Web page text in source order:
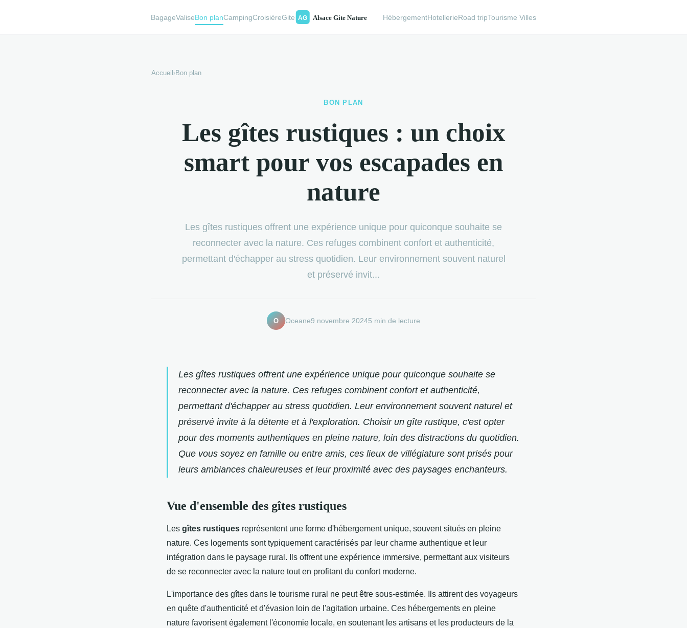
BagageValiseBon planCampingCroisièreGite HébergementHotellerieRoad tripTourisme Villes
Accueil ›Bon plan
BON PLAN
Les gîtes rustiques : un choix
smart pour vos escapades en
nature
Les gîtes rustiques offrent une expérience unique pour quiconque souhaite se
reconnecter avec la nature. Ces refuges combinent confort et authenticité,
permettant d'échapper au stress quotidien. Leur environnement souvent naturel
et préservé invit...
O Oceane9 novembre 20245 min de lecture
Les gîtes rustiques offrent une expérience unique pour quiconque souhaite se
reconnecter avec la nature. Ces refuges combinent confort et authenticité,
permettant d'échapper au stress quotidien. Leur environnement souvent naturel et
préservé invite à la détente et à l'exploration. Choisir un gîte rustique, c'est opter
pour des moments authentiques en pleine nature, loin des distractions du quotidien.
Que vous soyez en famille ou entre amis, ces lieux de villégiature sont prisés pour
leurs ambiances chaleureuses et leur proximité avec des paysages enchanteurs.
Vue d'ensemble des gîtes rustiques
Les gîtes rustiques représentent une forme d'hébergement unique, souvent situés en pleine
nature. Ces logements sont typiquement caractérisés par leur charme authentique et leur
intégration dans le paysage rural. Ils offrent une expérience immersive, permettant aux visiteurs
de se reconnecter avec la nature tout en profitant du confort moderne.
L'importance des gîtes dans le tourisme rural ne peut être sous-estimée. Ils attirent des voyageurs
en quête d'authenticité et d'évasion loin de l'agitation urbaine. Ces hébergements en pleine
nature favorisent également l'économie locale, en soutenant les artisans et les producteurs de la